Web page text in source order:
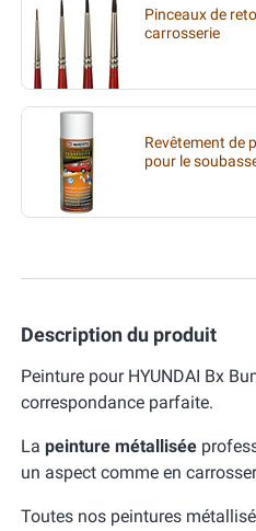
Pinceaux de
carrosserie
Revêtement de
pour le
Description du produit
Peinture pour HYUNDAI Bx
correspondance parfaite.
La peinture métallisée
un aspect comme en
Toutes nos peintures